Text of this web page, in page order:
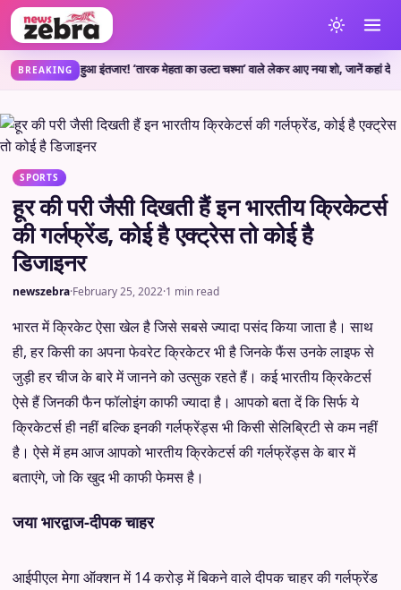
BREAKING
खत्म हुआ इंतजार! ‘तारक मेहता का उल्टा चश्मा’ वाले लेकर आए नया शो, जानें कहां देख
SPORTS
हूर की परी जैसी दिखती हैं इन भारतीय क्रिकेटर्स
की गर्लफ्रेंड, कोई है एक्ट्रेस तो कोई है
डिजाइनर
newszebra·February 25, 2022·1 min read
भारत में क्रिकेट ऐसा खेल है जिसे सबसे ज्यादा पसंद किया जाता है। साथ
ही, हर किसी का अपना फेवरेट क्रिकेटर भी है जिनके फैंस उनके लाइफ से
जुड़ी हर चीज के बारे में जानने को उत्सुक रहते हैं। कई भारतीय क्रिकेटर्स
ऐसे हैं जिनकी फैन फॉलोइंग काफी ज्यादा है। आपको बता दें कि सिर्फ ये
क्रिकेटर्स ही नहीं बल्कि इनकी गर्लफ्रेंड्स भी किसी सेलिब्रिटी से कम नहीं
है। ऐसे में हम आज आपको भारतीय क्रिकेटर्स की गर्लफ्रेंड्स के बार में
बताएंगे, जो कि खुद भी काफी फेमस है।
जया भारद्वाज-दीपक चाहर
आईपीएल मेगा ऑक्शन में 14 करोड़ में बिकने वाले दीपक चाहर की गर्लफ्रेंड